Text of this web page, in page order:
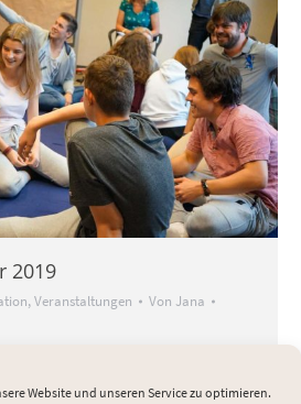
Website und unseren Service zu optimieren.
2019
,Veranstaltungen Von Jana